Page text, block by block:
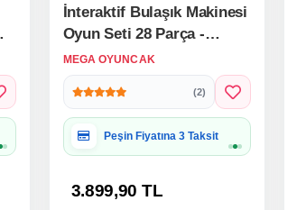
İnteraktif Bulaşık Makinesi
Oyun Seti 28 Parça -
Orijinal Bulaşık Makinesi -
Çalışan Bulaşık Makinesi -
Pilli Bulaşık Makinesi
MEGA OYUNCAK
(2)
Hediye Paketine Uygun
3.899,90 TL